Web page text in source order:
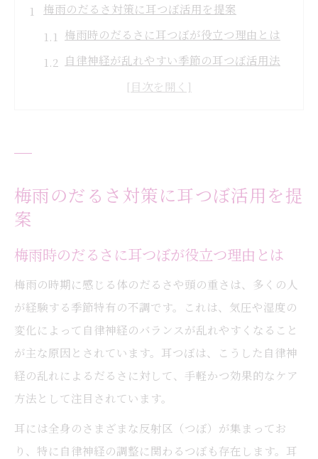
梅雨のだるさ対策に耳つぼ活用を提案
梅雨時のだるさに耳つぼが役立つ理由とは
自律神経が乱れやすい季節の耳つぼ活用法
耳つぼ刺激がもたらす体調変化のポイント
耳つぼで自律神経を整える基本の流れ
初心者にも安心な耳つぼケアの手順解説
毎日続けやすい耳つぼマッサージの方法
季節の変わり目に感じる不調と耳つぼの関係
自律神経が一番乱れる時期への備え方
耳つぼで天候による不調を緩和する理由
耳つぼが支える気圧変化のセルフケア法
梅雨のだるさ対策に耳つぼ活用を提
案
梅雨時のだるさに耳つぼが役立つ理由とは
梅雨の時期に感じる体のだるさや頭の重さは、多くの人
が経験する季節特有の不調です。これは、気圧や湿度の
変化によって自律神経のバランスが乱れやすくなること
が主な原因とされています。耳つぼは、こうした自律神
経の乱れによるだるさに対して、手軽かつ効果的なケア
方法として注目されています。
耳には全身のさまざまな反射区（つぼ）が集まってお
り、特に自律神経の調整に関わるつぼも存在します。耳